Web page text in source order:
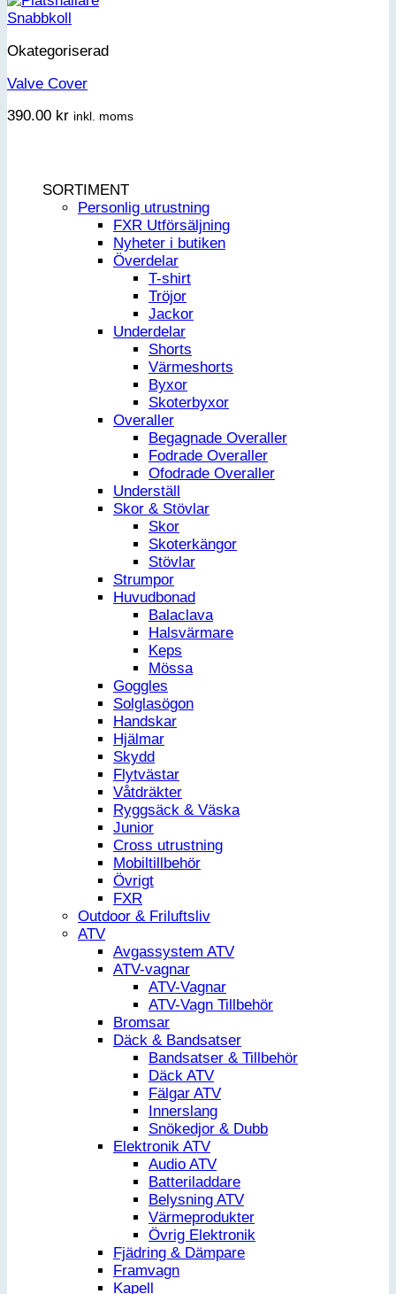
Snabbkoll
Okategoriserad
Valve Cover
390.00 kr inkl. moms
SORTIMENT
Personlig utrustning
FXR Utförsäljning
Nyheter i butiken
Överdelar
T-shirt
Tröjor
Jackor
Underdelar
Shorts
Värmeshorts
Byxor
Skoterbyxor
Overaller
Begagnade Overaller
Fodrade Overaller
Ofodrade Overaller
Underställ
Skor & Stövlar
Skor
Skoterkängor
Stövlar
Strumpor
Huvudbonad
Balaclava
Halsvärmare
Keps
Mössa
Goggles
Solglasögon
Handskar
Hjälmar
Skydd
Flytvästar
Våtdräkter
Ryggsäck & Väska
Junior
Cross utrustning
Mobiltillbehör
Övrigt
FXR
Outdoor & Friluftsliv
ATV
Avgassystem ATV
ATV-vagnar
ATV-Vagnar
ATV-Vagn Tillbehör
Bromsar
Däck & Bandsatser
Bandsatser & Tillbehör
Däck ATV
Fälgar ATV
Innerslang
Snökedjor & Dubb
Elektronik ATV
Audio ATV
Batteriladdare
Belysning ATV
Värmeprodukter
Övrig Elektronik
Fjädring & Dämpare
Framvagn
Kapell